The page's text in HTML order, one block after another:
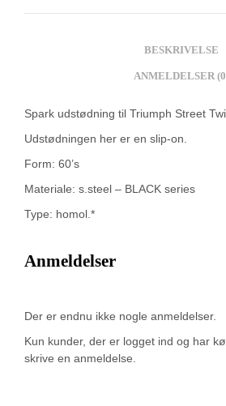
BESKRIVELSE
ANMELDELSER
Spark udstødning til Triumph Street
Udstødningen her er en slip-on.
Form: 60’s
Materiale: s.steel – BLACK series
Type: homol.*
Anmeldelser
Der er endnu ikke nogle anmeldelser.
Kun kunder, der er logget ind og har
skrive en anmeldelse.